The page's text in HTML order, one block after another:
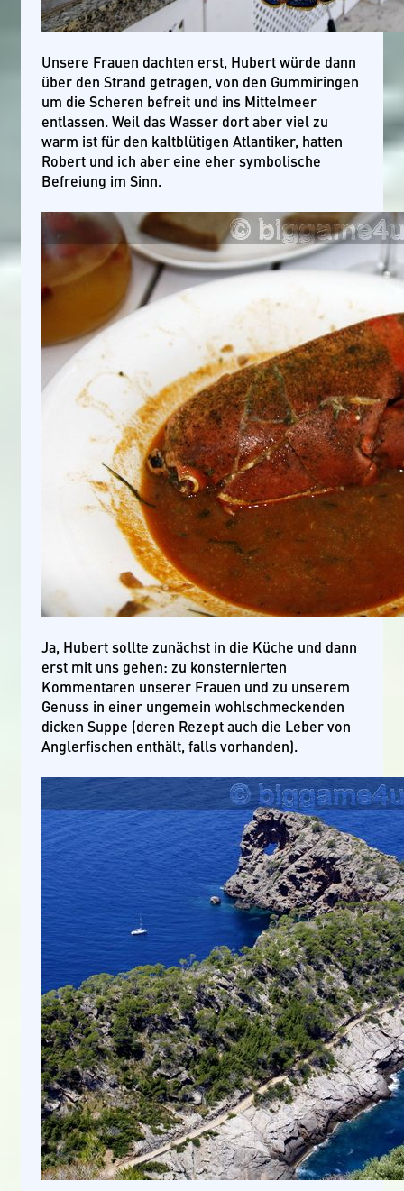
Unsere Frauen dachten erst, Hubert würde dann
über den Strand getragen, von den Gummiringen
um die Scheren befreit und ins Mittelmeer
entlassen. Weil das Wasser dort aber viel zu
warm ist für den kaltblütigen Atlantiker, hatten
Robert und ich aber eine eher symbolische
Befreiung im Sinn.
Ja, Hubert sollte zunächst in die Küche und dann
erst mit uns gehen: zu konsternierten
Kommentaren unserer Frauen und zu unserem
Genuss in einer ungemein wohlschmeckenden
dicken Suppe (deren Rezept auch die Leber von
Anglerfischen enthält, falls vorhanden).